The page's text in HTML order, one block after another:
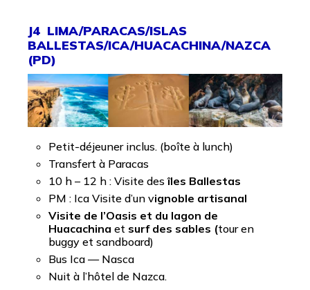
J4 LIMA/PARACAS/ISLAS
BALLESTAS/ICA/HUACACHINA/NAZCA
(PD)
Petit-déjeuner inclus. (boîte à lunch)
Transfert à Paracas
10 h – 12 h : Visite desîles Ballestas
PM : Ica Visite d’un vignoble artisanal
Visite de l’Oasis et du lagon de
Huacachina et surf des sables (tour en
buggy et sandboard)
Bus Ica — Nasca
Nuit à l’hôtel de Nazca.